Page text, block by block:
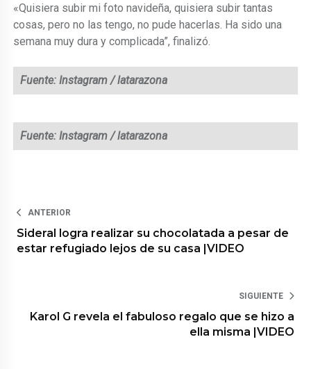
«Quisiera subir mi foto navideña, quisiera subir tantas
cosas, pero no las tengo, no pude hacerlas. Ha sido una
semana muy dura y complicada”, finalizó.
Fuente: Instagram / latarazona
Fuente:Instagram / latarazona
ANTERIOR
Sideral logra realizar su chocolatada a pesar de
estar refugiado lejos de su casa |VIDEO
SIGUIENTE
Karol G revela el fabuloso regalo que se hizo a
ella misma |VIDEO